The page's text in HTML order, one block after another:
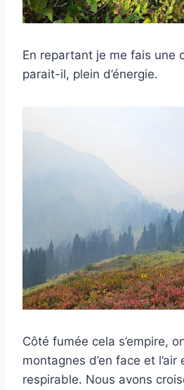
En repartant je me fais une
parait-il, plein d’énergie.
Côté fumée cela s’empire,
montagnes d’en face et
respirable. Nous avons